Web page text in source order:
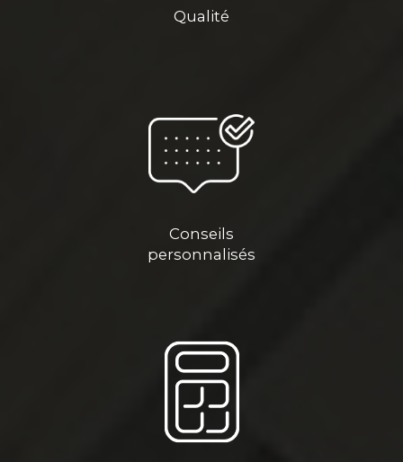
Qualité
Conseils
personnalisés